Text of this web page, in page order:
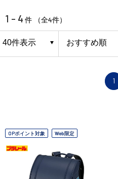
1 - 4 件 （全4件）
1
OPポイント対象 Web限定